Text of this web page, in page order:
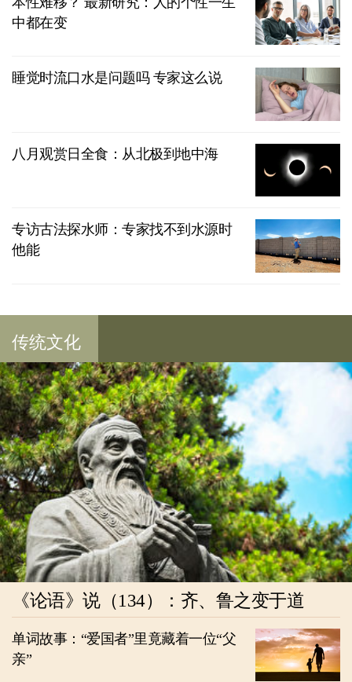
中都在变
睡觉时流口水是问题吗 专家这么说
八月观赏日全食：从北极到地中海
专访古法探水师：专家找不到水源时
他能
传统文化
《论语》说（134）：齐、鲁之变于道
单词故事：“爱国者”里竟藏着一位“父
亲”